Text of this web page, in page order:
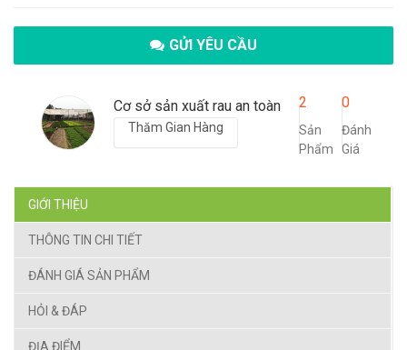
GỬI YÊU CẦU
Cơ sở sản xuất rau an toàn
Thăm Gian Hàng
2
Sản
Phẩm
0
Đánh
Giá
GIỚI THIỆU
THÔNG TIN CHI TIẾT
ĐÁNH GIÁ SẢN PHẨM
HỎI & ĐÁP
ĐỊA ĐIỂM